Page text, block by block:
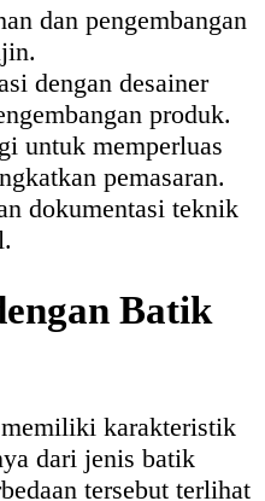
dan pengembangan
dengan desainer
produk.
untuk memperluas
pemasaran.
dokumentasi teknik
Batik
karakteristik
dari jenis batik
tersebut terlihat